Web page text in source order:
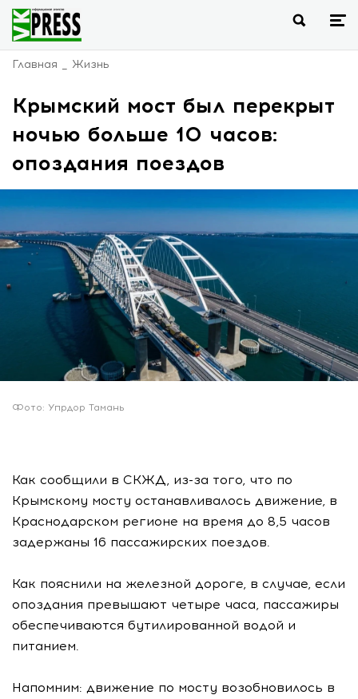
Главная Жизнь
Крымский мост был перекрыт
ночью больше 10 часов:
опоздания поездов
Фото: Упрдор Тамань
Как сообщили в СКЖД, из-за того, что по
Крымскому мосту останавливалось движение, в
Краснодарском регионе на время до 8,5 часов
задержаны 16 пассажирских поездов.
Как пояснили на железной дороге, в случае, если
опоздания превышают четыре часа, пассажиры
обеспечиваются бутилированной водой и
питанием.
Напомним: движение по мосту возобновилось в